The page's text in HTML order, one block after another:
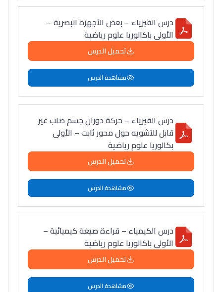
أشياء أخرى مع مامودو
سامورا
بطلة المغرب فالقفز
الطولي، ملاك البردع
كتحكي على تجربتها
فالرّياضة و الدّراسة
درس الفيزياء – بعض الأجهزة البصرية –
الأولى باكالوريا علوم رياضية
تحميل الدرس
مشاهدة الدرس
درس الفيزياء – حركة دوران جسم صلب غير
قابل للتشويه حول محور ثابت – الأولى
بكالوريا علوم رياضية
تحميل الدرس
مشاهدة الدرس
درس الكيمياء – قراءة صيغة كيميائية –
الأولى باكالوريا علوم رياضية
تحميل الدرس
مشاهدة الدرس